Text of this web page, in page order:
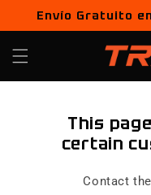
directamente
al contenido
Envío Gratuito
This
certain
Contact